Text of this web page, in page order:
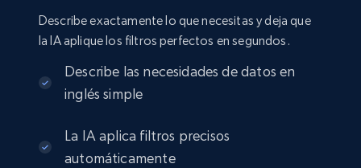
info, Stars, Feedbacks, Return policy, and more.
eCommerce
Describe exactamente lo que necesitas y deja que
la IA aplique los filtros perfectos en segundos.
Describe las necesidades de datos en
inglés simple
La IA aplica filtros precisos
automáticamente